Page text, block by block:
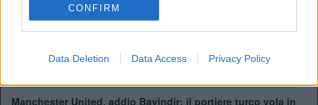
CONFIRM
Data Deletion Data Access Privacy Policy
Tottenham scatenato per Gakpo: contatto con gli agenti,
De Zerbi vuole l'olandese
Chelsea, ecco il nuovo terzino: vicino Pep Chavarría dal
Manchester United, addio Bayindir: il portiere turco vola in